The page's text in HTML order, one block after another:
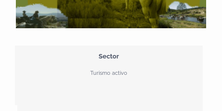
Sector
Turismo activo